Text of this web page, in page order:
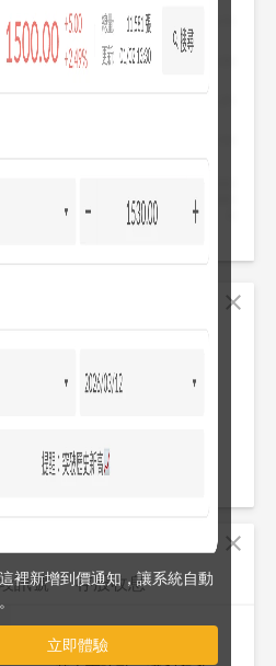
裡新增到價通知，讓系統自動
立即體驗
13
1420.00
13:30
方案」即可解鎖
close
員使用
入
close
訊號 存股收息
價值5分